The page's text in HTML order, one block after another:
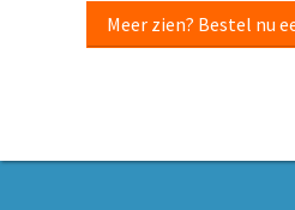
Meer zien? Bestel nu